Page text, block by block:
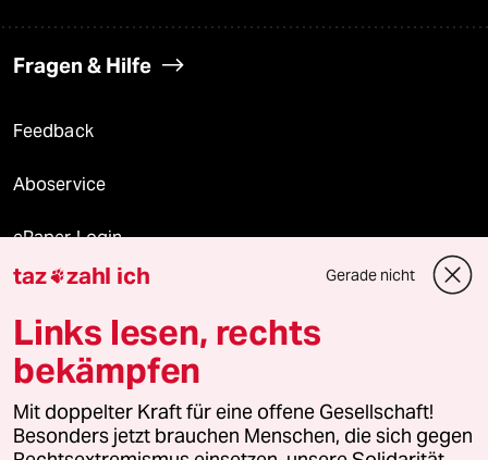
Fragen & Hilfe
Feedback
Aboservice
ePaper Login
Downloads für Abonnierende
© 2026 taz Verlags und Vertriebs GmbH
Alle Rechte vorbehalten. Bei rechtlichen Fragen oder für Genehmigungen
wenden Sie sich bitte an
lizenzen@taz.de
taz zahl ich Gerade nicht
Links lesen, rechts
bekämpfen
Mit doppelter Kraft für eine offene Gesellschaft!
Besonders jetzt brauchen Menschen, die sich gegen